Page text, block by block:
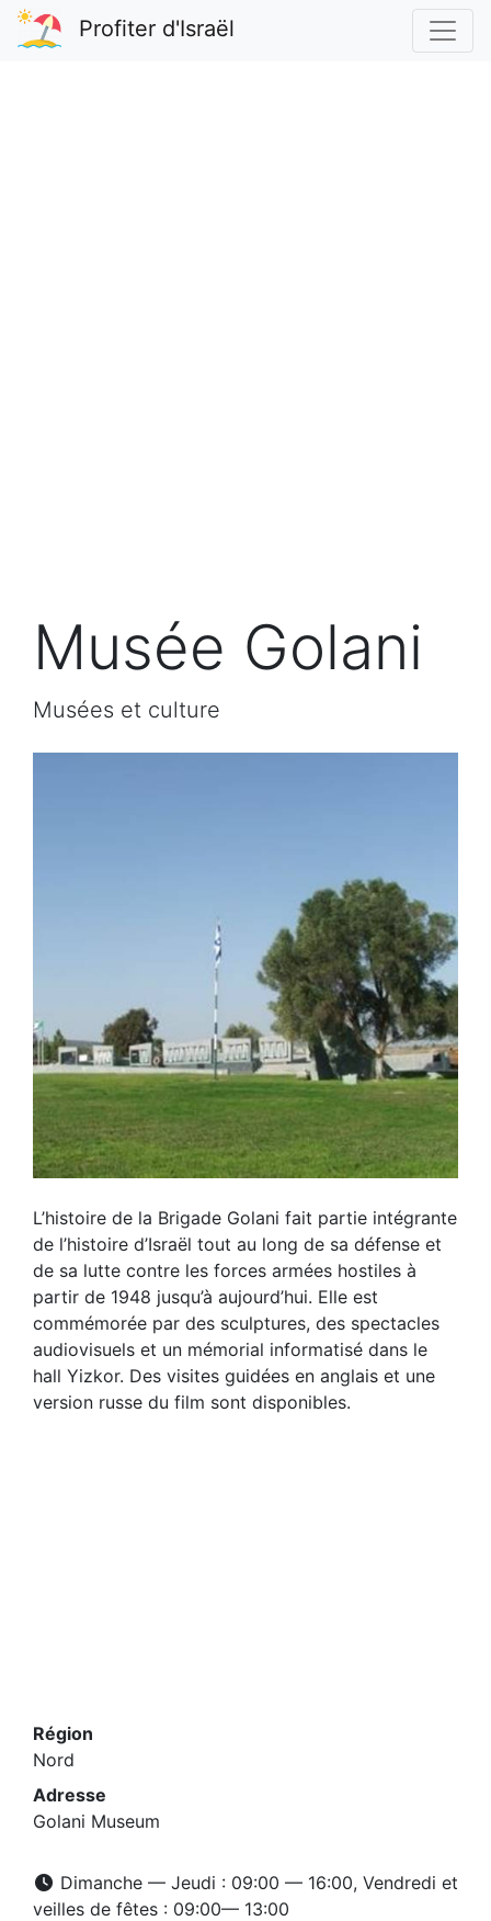
Profiter d'Israël
Musée Golani
Musées et culture
L’histoire de la Brigade Golani fait partie intégrante
de l’histoire d’Israël tout au long de sa défense et
de sa lutte contre les forces armées hostiles à
partir de 1948 jusqu’à aujourd’hui. Elle est
commémorée par des sculptures, des spectacles
audiovisuels et un mémorial informatisé dans le
hall Yizkor. Des visites guidées en anglais et une
version russe du film sont disponibles.
Région
Nord
Adresse
Golani Museum
Dimanche — Jeudi : 09:00 — 16:00, Vendredi et
veilles de fêtes : 09:00— 13:00